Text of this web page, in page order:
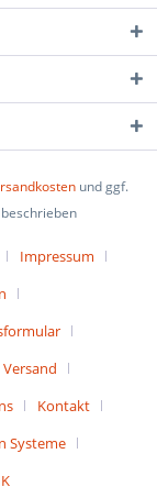
und ggf.
Impressum
Kontakt
Systeme